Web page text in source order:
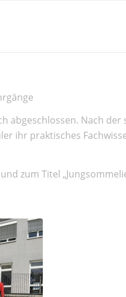
abgeschlossen. Nach
ihr praktisches
zum Titel